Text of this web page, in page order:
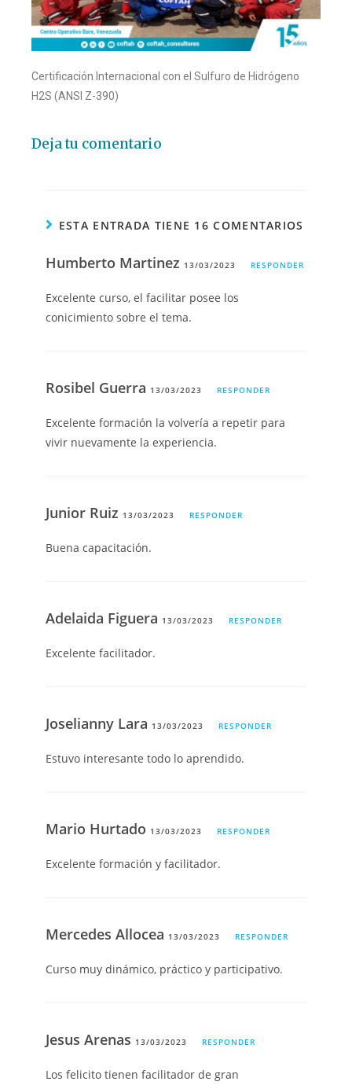
Certificación Internacional con el Sulfuro de Hidrógeno
H2S (ANSI Z-390)
Deja tu comentario
ESTA ENTRADA TIENE 16 COMENTARIOS
Humberto Martinez 13/03/2023 RESPONDER
Excelente curso, el facilitar posee los
conicimiento sobre el tema.
Rosibel Guerra 13/03/2023 RESPONDER
Excelente formación la volvería a repetir para
vivir nuevamente la experiencia.
Junior Ruiz 13/03/2023 RESPONDER
Buena capacitación.
Adelaida Figuera 13/03/2023 RESPONDER
Excelente facilitador.
Joselianny Lara 13/03/2023 RESPONDER
Estuvo interesante todo lo aprendido.
Mario Hurtado 13/03/2023 RESPONDER
Excelente formación y facilitador.
Mercedes Allocea 13/03/2023 RESPONDER
Curso muy dinámico, práctico y participativo.
Jesus Arenas 13/03/2023 RESPONDER
Los felicito tienen facilitador de gran